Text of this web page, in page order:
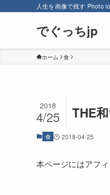
人生を画像で残す Photo
でぐっちjp
ホーム 食
THE
2018
4/25
食 2018-04-25
本ページにはアフ